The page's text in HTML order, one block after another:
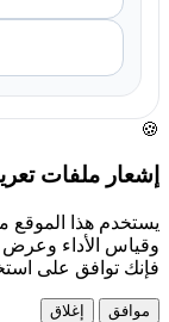
🍪
إشعار ملفات
يستخدم هذا الموقع
وقياس الأداء
فإنك توافق على
موافق إغلاق